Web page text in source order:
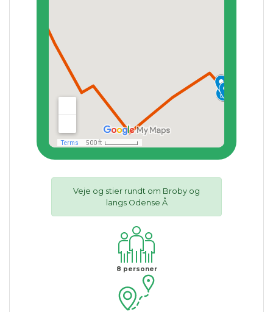
Veje og stier rundt om Broby og
langs Odense Å
8 personer